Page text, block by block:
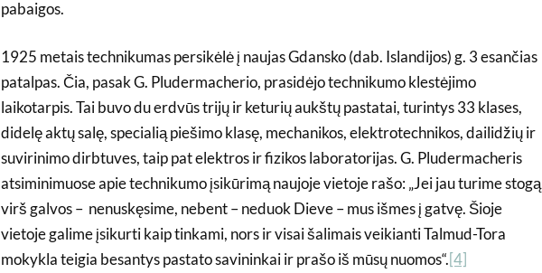
pabaigos.
1925 metais technikumas persikėlė į naujas Gdansko (dab. Islandijos) g. 3 esančias
patalpas. Čia, pasak G. Pludermacherio, prasidėjo technikumo klestėjimo
laikotarpis. Tai buvo du erdvūs trijų ir keturių aukštų pastatai, turintys 33 klases,
didelę aktų salę, specialią piešimo klasę, mechanikos, elektrotechnikos, dailidžių ir
suvirinimo dirbtuves, taip pat elektros ir fizikos laboratorijas. G. Pludermacheris
atsiminimuose apie technikumo įsikūrimą naujoje vietoje rašo: „Jei jau turime stogą
virš galvos – nenuskęsime, nebent – neduok Dieve – mus išmes į gatvę. Šioje
vietoje galime įsikurti kaip tinkami, nors ir visai šalimais veikianti Talmud-Tora
mokykla teigia besantys pastato savininkai ir prašo iš mūsų nuomos“.[4]